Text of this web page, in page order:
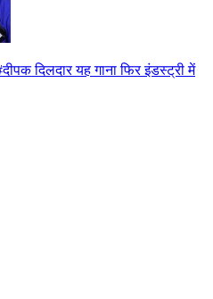
दिलदार यह गाना फिर इंडस्ट्री में